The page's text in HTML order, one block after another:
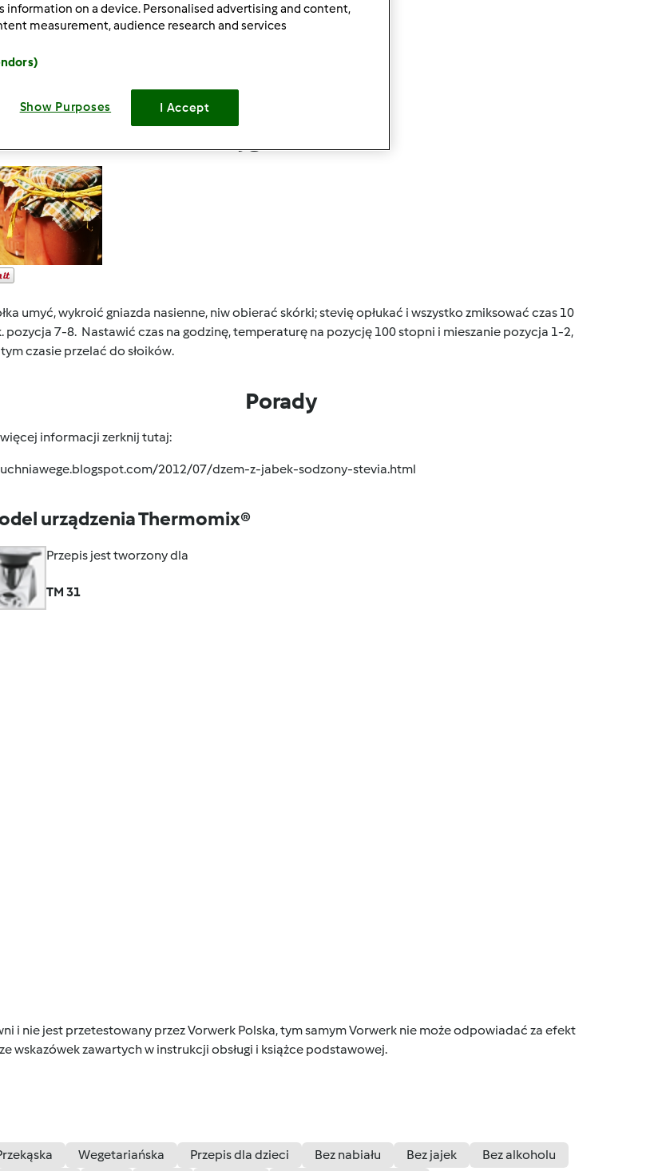
umyć, wykroić gniazda nasienne, niw obierać skórki; stevię opłukać i wszystko zmiksować czas 10
pozycja 7-8. Nastawić czas na godzinę, temperaturę na pozycję 100 stopni i mieszanie pozycja 1-2,
czasie przelać do słoików.
Porady
więcej informacji zerknij tutaj:
2012/07/dzem-z-jabek-sodzony-stevia.html
urządzenia Thermomix®
Przepis jest tworzony dla
TM 31
i nie jest przetestowany przez Vorwerk Polska, tym samym Vorwerk nie może odpowiadać za efekt
wskazówek zawartych w instrukcji obsługi i książce podstawowej.
Wegetariańska Przepis dla dzieci Bez nabiału Bez jajek
Bez alkoholu
information on a device. Personalised advertising and content,
measurement, audience research and services
Show Purposes I Accept